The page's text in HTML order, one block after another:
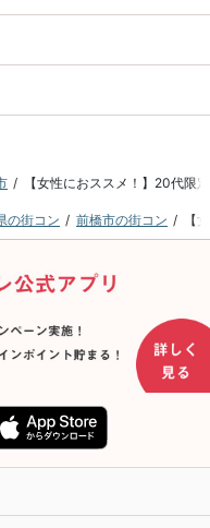
【女性におススメ！】20代限
の街コン 前橋市の街コン 【